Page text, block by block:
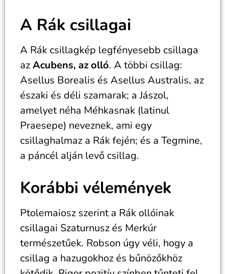
A Rák csillagai
A Rák csillagkép legfényesebb csillaga
azAcubens, az olló. A többi csillag:
Asellus Borealis és Asellus Australis, az
északi és déli szamarak; a Jászol,
amelyet néha Méhkasnak (latinul
Praesepe) neveznek, ami egy
csillaghalmaz a Rák fején; és a Tegmine,
a páncél alján levő csillag.
Korábbi vélemények
Ptolemaiosz szerint a Rák ollóinak
csillagai Szaturnusz és Merkúr
természetűek. Robson úgy véli, hogy a
csillag a hazugokhoz és bűnözőkhöz